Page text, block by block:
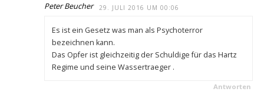
Peter Beucher 29. JULI 2016 UM 00:06
Es ist ein Gesetz was man als Psychoterror
bezeichnen kann.
Das Opfer ist gleichzeitig der Schuldige für das Hartz
Regime und seine Wassertraeger .
Antworten